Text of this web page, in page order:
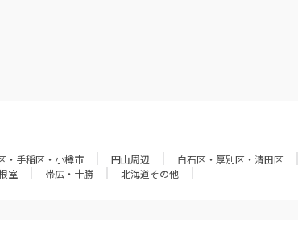
・手稲区・小樽市 円山周辺 白石区・厚別区・清田区
室 帯広・十勝 北海道その他